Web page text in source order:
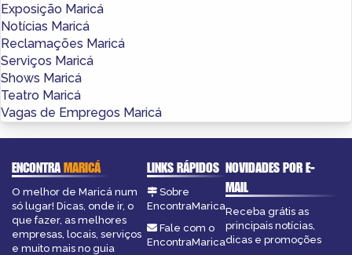
Exposição Maricá
Notícias Maricá
Reclamações Maricá
Serviços Maricá
Shows Maricá
Teatro Maricá
Vagas de Empregos Maricá
ENCONTRAMARICÁ
O melhor de Maricá num
só lugar! Dicas, onde ir, o
que fazer, as melhores
empresas, locais, serviços
e muito mais no guia
LINKS RÁPIDOS
Sobre
EncontraMarica
Fale com o
EncontraMarica
NOVIDADES POR E-
MAIL
Receba grátis as
principais notícias,
dicas e promoções